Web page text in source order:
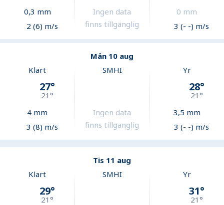
0,3 mm
2 (6) m/s
Ingen data
finns tillgänglig
0 mm
3 (- -) m/s
Mån 10 aug
Klart
27°
21°
4 mm
3 (8) m/s
SMHI
Ingen data
finns tillgänglig
Yr
28°
21°
3,5 mm
3 (- -) m/s
Tis 11 aug
Klart
29°
21°
SMHI Yr
31°
21°